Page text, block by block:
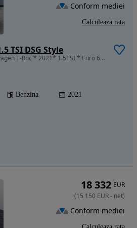
TSI DSG Style
1498 cm3 • 150 CP • Volkswagen T-Roc * 2021* 1.5TSI * Euro 6 * DSG* Panoramic* INM RO
Benzina 2021
Conform mediei
Calculeaza rata
18 332 EUR
(15 150 EUR- net)
Conform mediei